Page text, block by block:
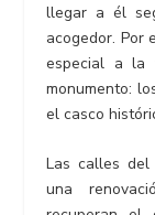
llegar a él
acogedor. Por
especial a la
monumento:
el casco
Las calles
una